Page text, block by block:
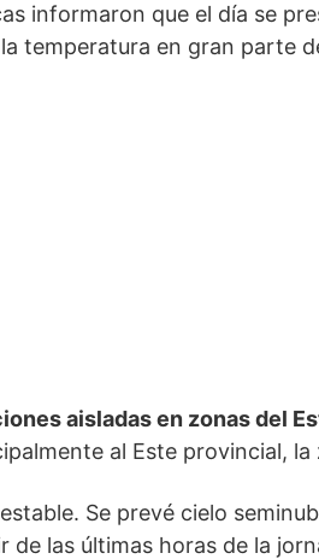
informaron que el día se
temperatura en gran parte
aisladas en zonas del
al Este provincial, la
Se prevé cielo
de las últimas horas de la